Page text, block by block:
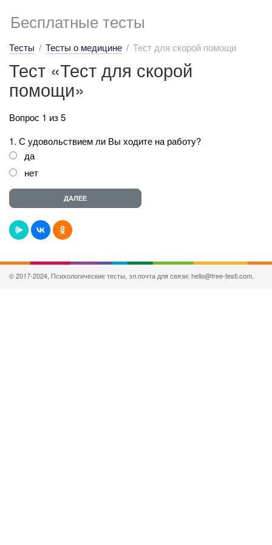
Бесплатные тесты
Тесты Тесты о медицине Тест для скорой помощи
Тест «Тест для скорой
помощи»
Вопрос 1 из 5
1. С удовольствием ли Вы ходите на работу?
да
нет
© 2017-2024, Психологические тесты, эл.почта для связи: hello@free-testi.com.